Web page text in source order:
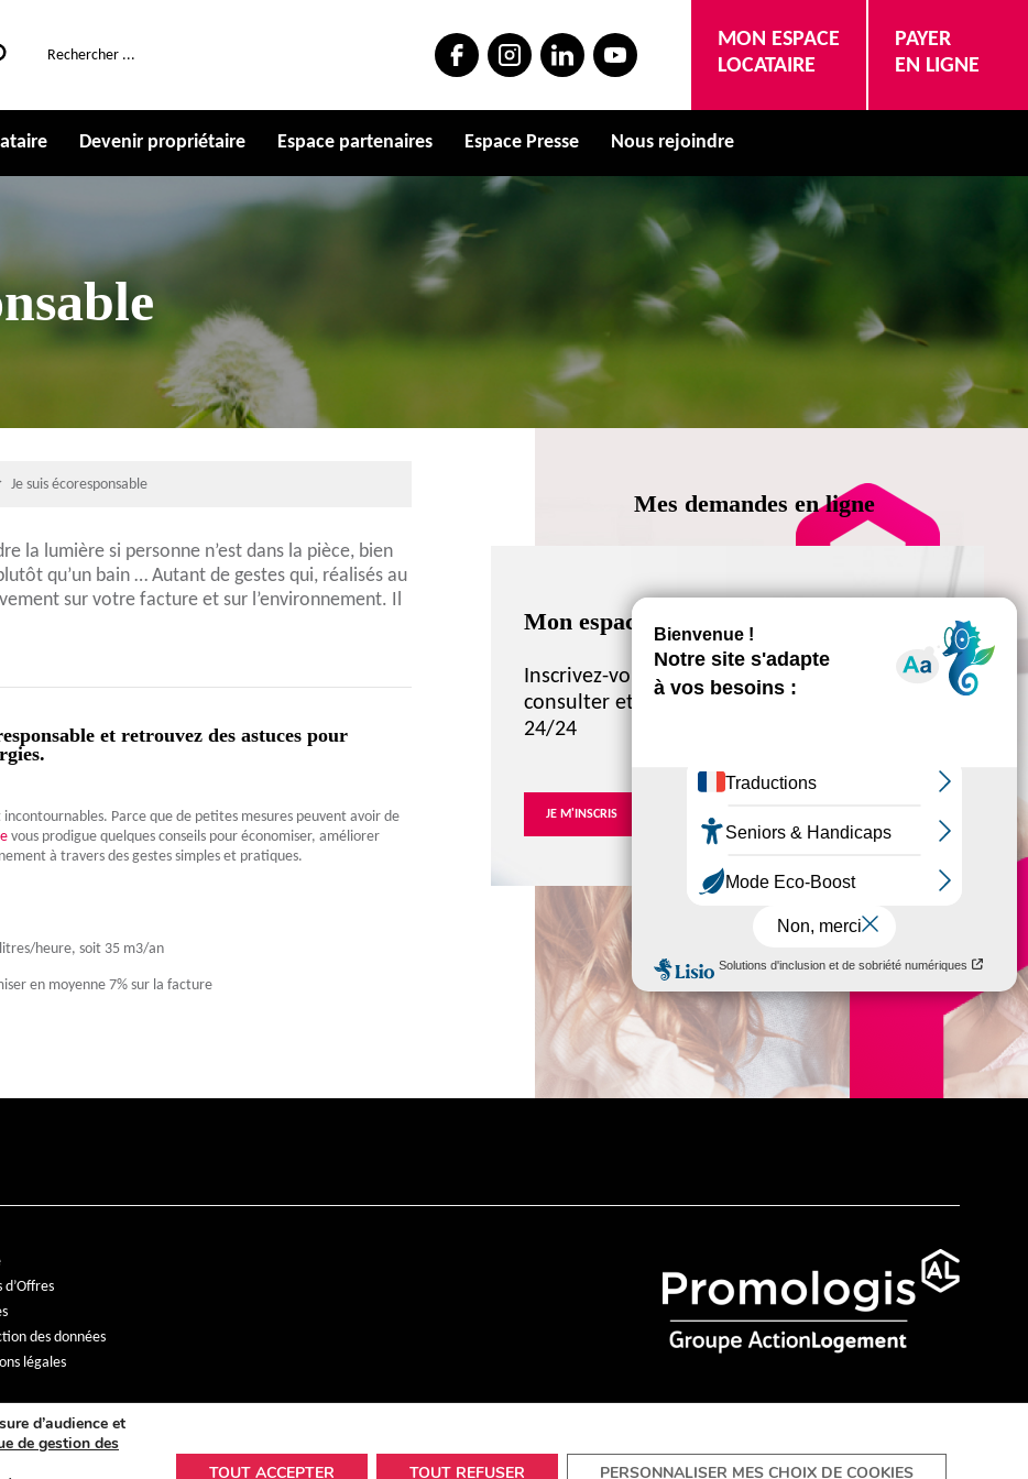
MON ESPACE
LOCATAIRE
PAYER
EN LIGNE
Devenir propriétaire Espace partenaires Espace Presse Nous rejoindre
Je suis écoresponsable
la lumière si personne n’est dans la pièce, bien
qu’un bain … Autant de gestes qui, réalisés au
sur votre facture et sur l’environnement. Il
et retrouvez des astuces pour
incontournables. Parce que de petites mesures peuvent avoir de
vous prodigue quelques conseils pour économiser, améliorer
à travers des gestes simples et pratiques.
heure, soit 35 m3/an
en moyenne 7% sur la facture
Mes demandes en ligne
Mon espace locataire
Inscrivez-vous à votre espace locataire pour
consulter et gérer votre dossier locataire
24/24
JE M'INSCRIS
d’Offres
des données
légales
d’audience et
de gestion des
TOUT ACCEPTER TOUT REFUSER PERSONNALISER MES CHOIX DE COOKIES